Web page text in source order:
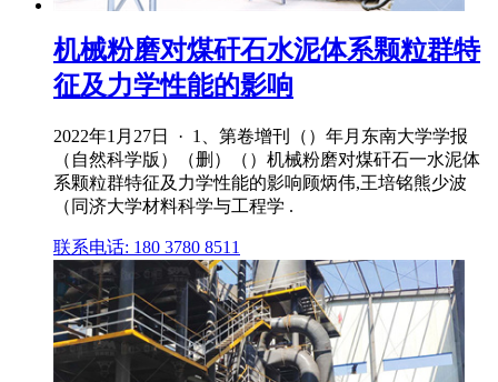
机械粉磨对煤矸石水泥体系颗粒群特
征及力学性能的影响
2022年1月27日 · 1、第卷增刊（）年月东南大学学报
（自然科学版）（删）（）机械粉磨对煤矸石一水泥体
系颗粒群特征及力学性能的影响顾炳伟,王培铭熊少波
（同济大学材料科学与工程学 .
联系电话: 180 3780 8511